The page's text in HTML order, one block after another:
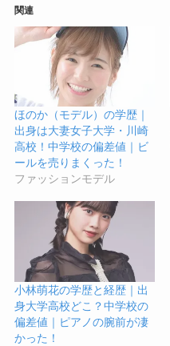
関連
ほのか（モデル）の学歴｜
出身は大妻女子大学・川崎
高校！中学校の偏差値｜ビ
ールを売りまくった！
ファッションモデル
小林萌花の学歴と経歴｜出
身大学高校どこ？中学校の
偏差値｜ピアノの腕前が凄
かった！